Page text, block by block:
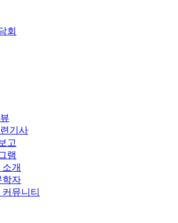
회
기사
고
램
개
학자
뮤니티